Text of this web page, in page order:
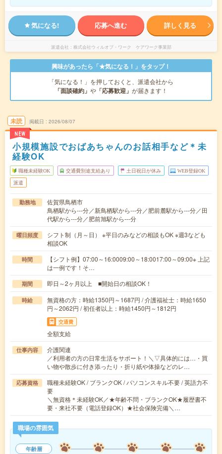
気になる! 応募へ進む 詳しく見る
派遣会社 株式会社ウィルオブ・ワーク ケアワーク事業部
興味があったら「★気になる！」をタップ！
「気になる！」を押しておくと、派遣会社から
「面談確約」 や 「応募歓迎」 が届きます！
未読
NEW
掲載日 2026/08/07
小規模施設でおばあちゃんのお話相手など＊未
経験OK
職種未経験OK 交通費別途支給あり 土日祝日が休み WEB登録OK
派遣
勤務地
佐賀県鳥栖市
鳥栖駅から---分／新鳥栖駅から---分／肥前麓駅から---分／田
代駅から---分／肥前旭駅から---分
曜日頻度
シフト制（月～日） ※平日のみなどの相談もOK ※週3なども
相談OK
時間
【シフト例】07:00～16:0009:00～18:0017:00～09:00※ 上記
は一例です！そ…
期間 即日～2ヶ月以上 ■開始日の相談OK！
時給
無資格の方：時給1350円～1687円 / 介護福祉士：時給1650
円～2062円 / 初任者以上：時給1450円～1812円
交通費
全額支給
仕事内容
介護関連
／利用者の方の日常生活をサポート！＼▽具体的には…・買
い物や散歩に付き添ったり・折り紙や体操などのレ…
応募資格
職種未経験OK / ブランクOK / パソコンスキル不要 / 英語力不
要
＼無資格＊未経験OK／★年齢不問・ブランクOK★履歴書不
要・来社不要（電話登録OK）★社会保険完備＼…
職場の雰囲気
年齢層